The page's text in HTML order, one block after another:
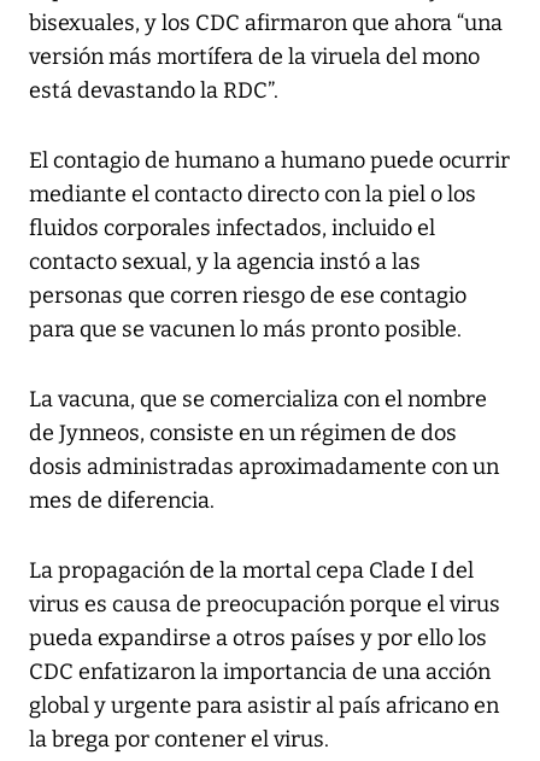
bisexuales, y los CDC afirmaron que ahora “una
versión más mortífera de la viruela del mono
está devastando la RDC”.
El contagio de humano a humano puede ocurrir
mediante el contacto directo con la piel o los
fluidos corporales infectados, incluido el
contacto sexual, y la agencia instó a las
personas que corren riesgo de ese contagio
para que se vacunen lo más pronto posible.
La vacuna, que se comercializa con el nombre
de Jynneos, consiste en un régimen de dos
dosis administradas aproximadamente con un
mes de diferencia.
La propagación de la mortal cepa Clade I del
virus es causa de preocupación porque el virus
pueda expandirse a otros países y por ello los
CDC enfatizaron la importancia de una acción
global y urgente para asistir al país africano en
la brega por contener el virus.